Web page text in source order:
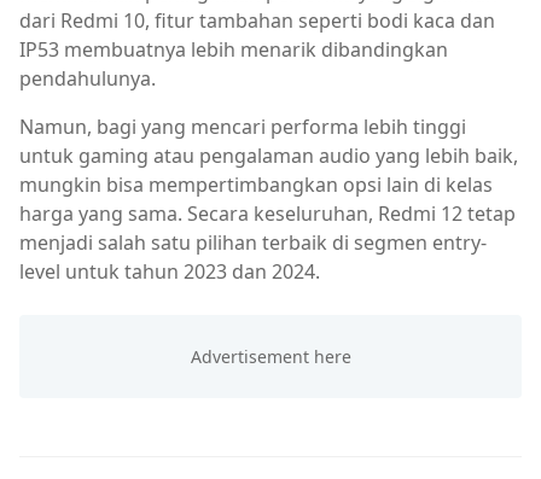
dari Redmi 10, fitur tambahan seperti bodi kaca dan
IP53 membuatnya lebih menarik dibandingkan
pendahulunya.
Namun, bagi yang mencari performa lebih tinggi
untuk gaming atau pengalaman audio yang lebih baik,
mungkin bisa mempertimbangkan opsi lain di kelas
harga yang sama. Secara keseluruhan, Redmi 12 tetap
menjadi salah satu pilihan terbaik di segmen entry-
level untuk tahun 2023 dan 2024.